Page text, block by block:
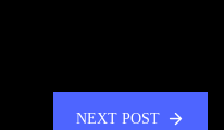
NEXT POST